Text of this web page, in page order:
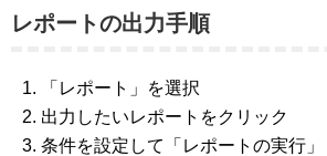
レポートの出力手順
「レポート」を選択
出力したいレポートをクリック
条件を設定して「レポートの実行」